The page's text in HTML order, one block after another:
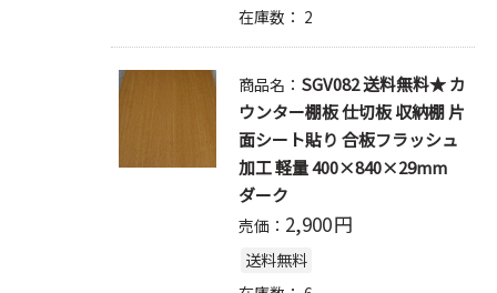
在庫数： 2
商品名： SGV082 送料無料★ カ
ウンター棚板 仕切板 収納棚 片
面シート貼り 合板フラッシュ
加工 軽量 400×840×29mm
ダーク
売価： 2,900円
送料無料